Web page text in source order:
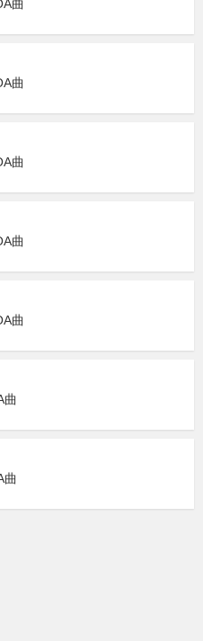
曲
曲
曲
曲
曲
曲
曲